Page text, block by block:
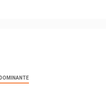
DOMINANTE